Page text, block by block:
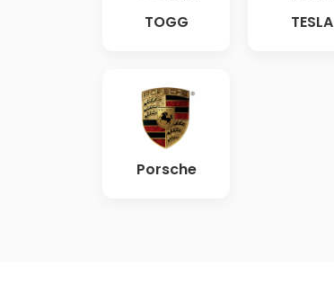
TOGG TESLA
Porsche